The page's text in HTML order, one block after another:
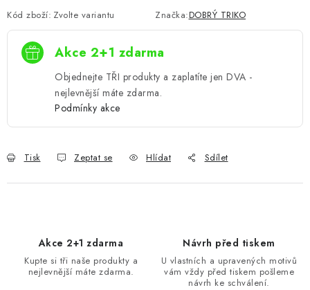
Kód zboží: Zvolte variantu Značka:DOBRÝ TRIKO
Akce 2+1 zdarma
Objednejte TŘI produkty a zaplatíte jen DVA -
nejlevnější máte zdarma.
Podmínky akce
Tisk Zeptat se Hlídat Sdílet
Akce 2+1 zdarma
Kupte si tři naše produkty a
nejlevnější máte zdarma.
Návrh před tiskem
U vlastních a upravených motivů
vám vždy před tiskem pošleme
návrh ke schválení.